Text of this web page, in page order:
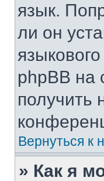
язык.
ли он
phpBB на
получить
Вернуться к
» Как я